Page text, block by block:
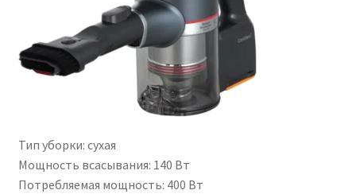
Тип уборки: сухая
Мощность всасывания: 140 Вт
Потребляемая мощность: 400 Вт